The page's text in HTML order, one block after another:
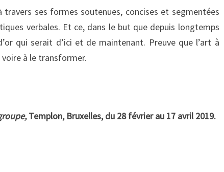
ses formes soutenues, concises et segmentées
verbales. Et ce, dans le but que depuis longtemps
qui serait d’ici et de maintenant. Preuve que l’art à
à le transformer.
Templon, Bruxelles, du 28 février au 17 avril 2019.